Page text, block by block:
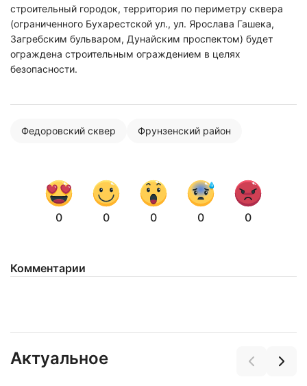
строительный городок, территория по периметру сквера
(ограниченного Бухарестской ул., ул. Ярослава Гашека,
Загребским бульваром, Дунайским проспектом) будет
ограждена строительным ограждением в целях
безопасности.
Федоровский сквер Фрунзенский район
0 0 0 0 0
Комментарии
АктуальноеНажимая на кнопку "Отправить" вы